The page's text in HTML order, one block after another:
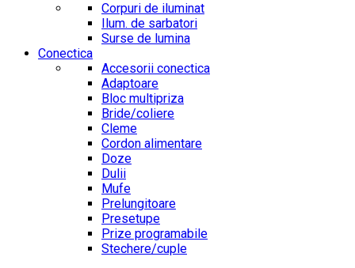
Corpuri de iluminat
Ilum. de sarbatori
Surse de lumina
Conectica
Accesorii conectica
Adaptoare
Bloc multipriza
Bride/coliere
Cleme
Cordon alimentare
Doze
Dulii
Mufe
Prelungitoare
Presetupe
Prize programabile
Stechere/cuple